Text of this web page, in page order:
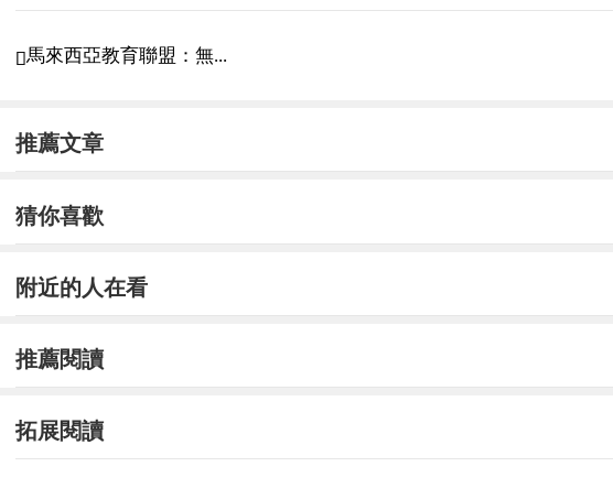
馬來西亞教育聯盟：無...
推薦文章
猜你喜歡
附近的人在看
推薦閱讀
拓展閱讀